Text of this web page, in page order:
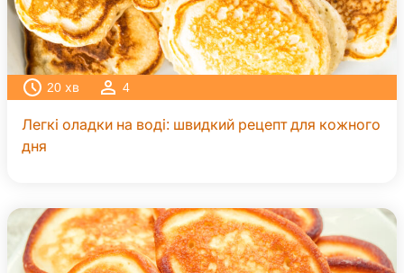
20 хв 4
Легкі оладки на воді: швидкий рецепт для кожного
дня